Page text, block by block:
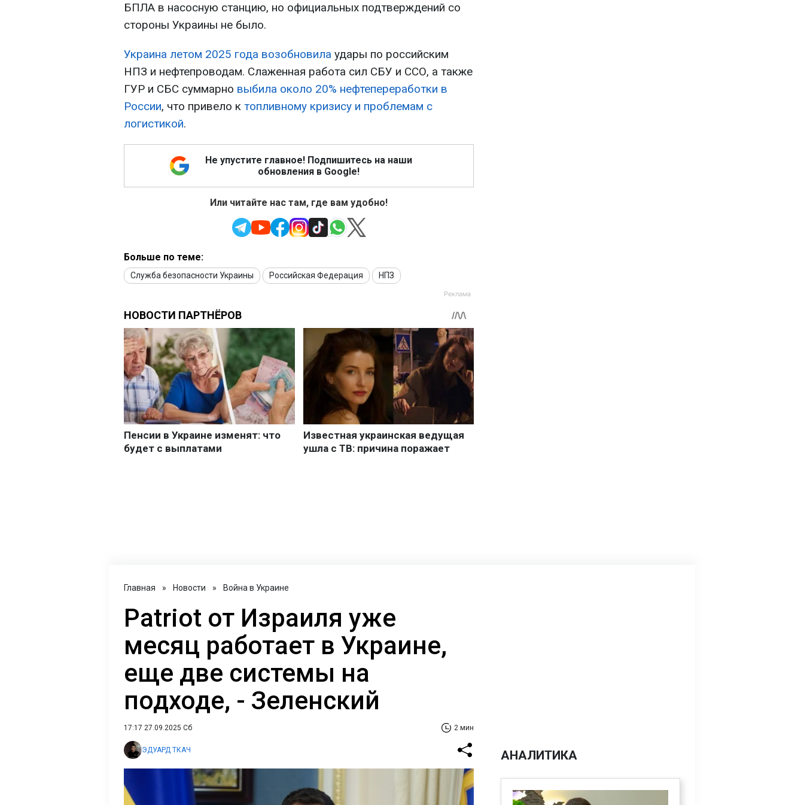
БПЛА в насосную станцию, но официальных подтверждений со
стороны Украины не было.
Украина летом 2025 года возобновила удары по российским
НПЗ и нефтепроводам. Слаженная работа сил СБУ и ССО, а также
ГУР и СБС суммарно выбила около 20% нефтепереработки в
России, что привело к топливному кризису и проблемам с
логистикой.
Не упустите главное! Подпишитесь на наши
обновления в Google!
Или читайте нас там, где вам удобно!
Больше по теме:
Служба безопасности Украины Российская Федерация НПЗ
Главная » Новости » Война в Украине
Patriot от Израиля уже
месяц работает в Украине,
еще две системы на
подходе, - Зеленский
17:17 27.09.2025 Сб 2 мин
ЭДУАРД ТКАЧ АНАЛИТИКА